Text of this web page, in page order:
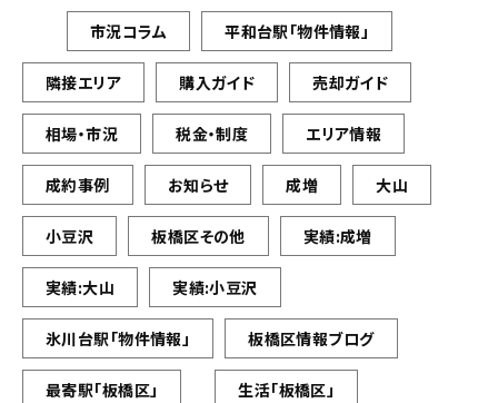
市況コラム 平和台駅「物件情報」
隣接エリア 購入ガイド 売却ガイド
相場・市況 税金・制度 エリア情報
成約事例 お知らせ 成増 大山
小豆沢 板橋区その他 実績:成増
実績:大山 実績:小豆沢
氷川台駅「物件情報」 板橋区情報ブログ
最寄駅「板橋区」 生活「板橋区」